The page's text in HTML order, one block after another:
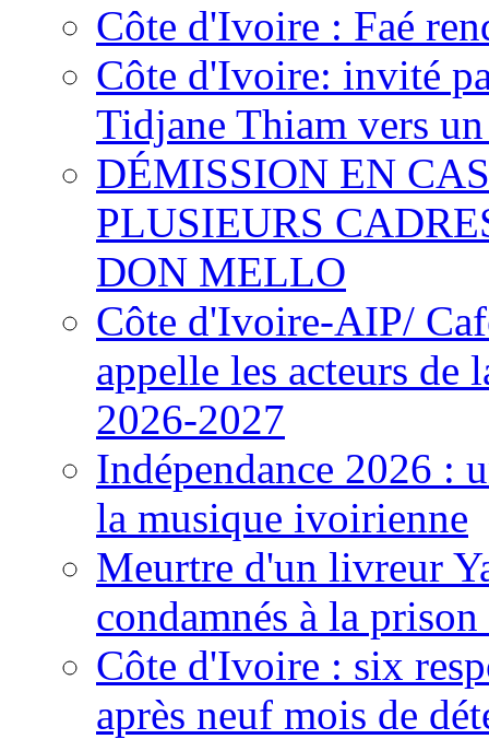
Côte d'Ivoire : Faé
Côte d'Ivoire: invité
Tidjane Thiam vers
DÉMISSION EN
PLUSIEURS
DON MELLO
Côte d'Ivoire-AIP/
appelle les acteurs de
2026-2027
Indépendance 2026 :
la musique ivoirienne
Meurtre d'un livreur
condamnés à la
Côte d'Ivoire : six
après neuf mois de